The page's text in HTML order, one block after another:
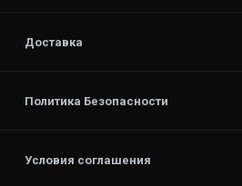
Доставка
Политика Безопасности
Условия соглашения